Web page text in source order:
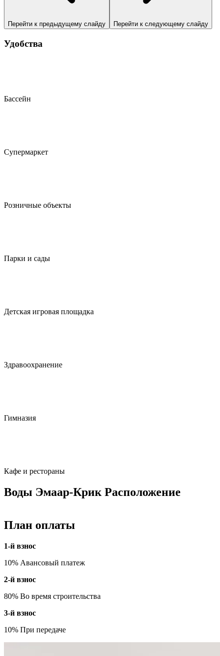
Перейти к предыдущему слайду Перейти к следующему слайду
Удобства
Бассейн
Супермаркет
Розничные объекты
Парки и сады
Детская игровая площадка
Здравоохранение
Гимназия
Кафе и рестораны
Воды Эмаар-Крик Расположение
План оплаты
1-й взнос
10% Авансовый платеж
2-й взнос
80% Во время строительства
3-й взнос
10% При передаче